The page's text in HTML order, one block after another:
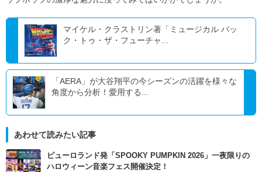
マイケル・クラストリン著「ミュージカル バッ
ク・トゥ・ザ・フューチャ...
「AERA」が大谷翔平の今シーズンの活躍を様々な
角度から分析！愛用する...
あわせて読みたい記事
ピューロランド発「SPOOKY PUMPKIN 2026」一夜限りの
ハロウィーン音楽フェス開催決定！